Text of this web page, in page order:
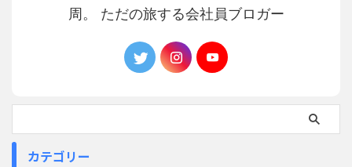
周。 ただの旅する会社員ブロガー
カテゴリー